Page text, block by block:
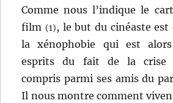
Comme nous l’indique le
film (1), le but du cinéaste
la xénophobie qui est
esprits du fait de la crise
compris parmi ses amis du
Il nous montre comment